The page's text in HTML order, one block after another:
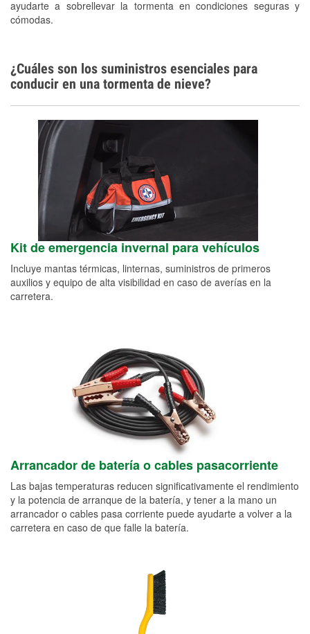
ayudarte a sobrellevar la tormenta en condiciones seguras y
cómodas.
¿Cuáles son los suministros esenciales para
conducir en una tormenta de nieve?
Kit de emergencia invernal para vehículos
Incluye mantas térmicas, linternas, suministros de primeros
auxilios y equipo de alta visibilidad en caso de averías en la
carretera.
Arrancador de batería o cables pasacorriente
Las bajas temperaturas reducen significativamente el rendimiento
y la potencia de arranque de la batería, y tener a la mano un
arrancador o cables pasa corriente puede ayudarte a volver a la
carretera en caso de que falle la batería.